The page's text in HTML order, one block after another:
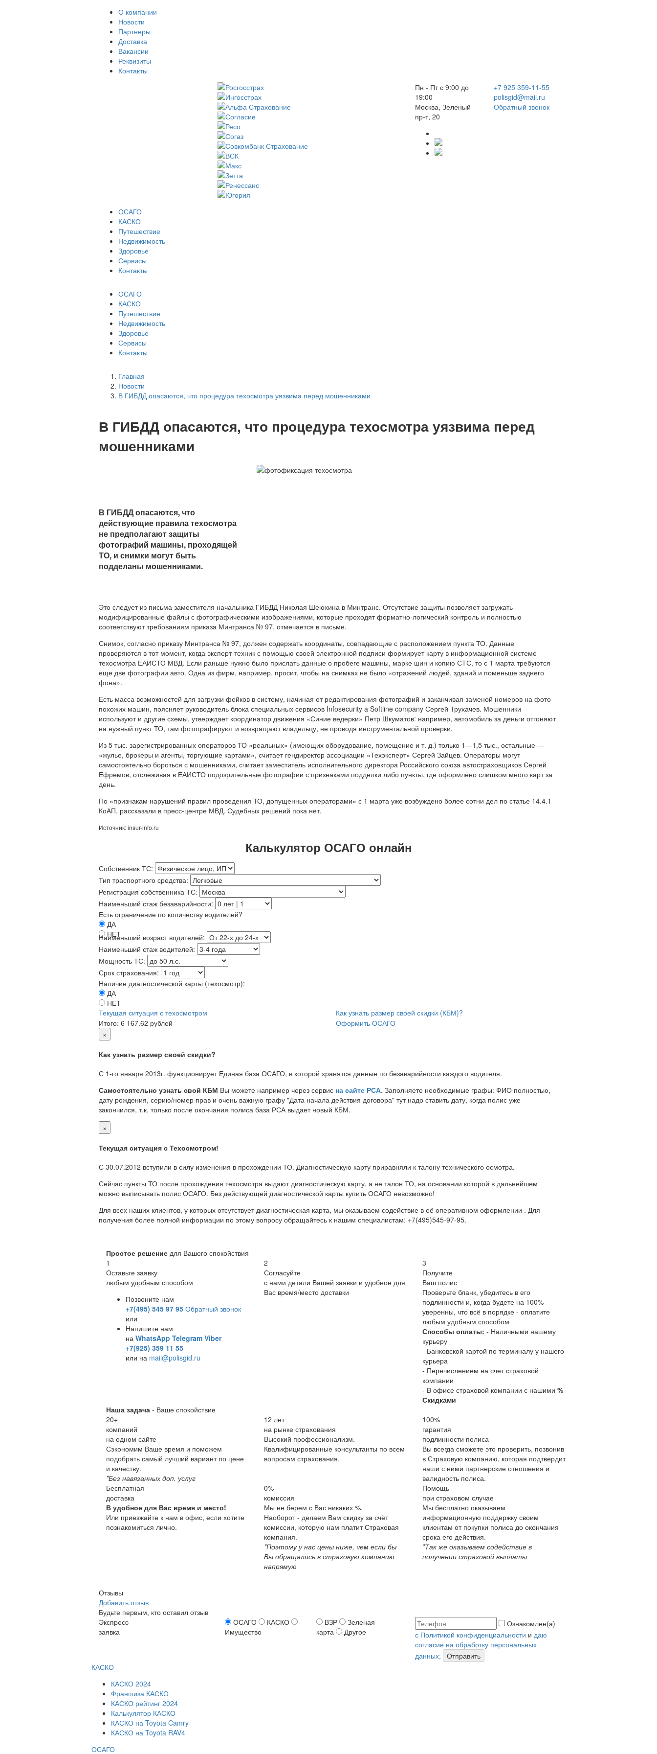
О компании
Новости
Партнеры
Доставка
Вакансии
Реквизиты
Контакты
Пн - Пт с 9:00 до
19:00
Москва, Зеленый
пр-т, 20
+7 925 359-11-55
polisgid@mail.ru
Обратный звонок
ОСАГО
КАСКО
Путешествие
Недвижимость
Здоровье
Сервисы
Контакты
ОСАГО
КАСКО
Путешествие
Недвижимость
Здоровье
Сервисы
Контакты
Главная
Новости
В ГИБДД опасаются, что процедура техосмотра уязвима перед мошенниками
В ГИБДД опасаются, что процедура техосмотра уязвима перед
мошенниками
В ГИБДД опасаются, что
действующие правила техосмотра
не предполагают защиты
фотографий машины, проходящей
ТО, и снимки могут быть
подделаны мошенниками.
Это следует из письма заместителя начальника ГИБДД Николая Шеюхина в Минтранс. Отсутствие защиты позволяет загружать
модифицированные файлы с фотографическими изображениями, которые проходят форматно-логический контроль и полностью
соответствуют требованиям приказа Минтранса № 97, отмечается в письме.
Снимок, согласно приказу Минтранса № 97, должен содержать координаты, совпадающие с расположением пункта ТО. Данные
проверяются в тот момент, когда эксперт-техник с помощью своей электронной подписи формирует карту в информационной системе
техосмотра ЕАИСТО МВД. Если раньше нужно было прислать данные о пробеге машины, марке шин и копию СТС, то с 1 марта требуются
еще две фотографии авто. Одна из фирм, например, просит, чтобы на снимках не было «отражений людей, зданий и поменьше заднего
фона».
Есть масса возможностей для загрузки фейков в систему, начиная от редактирования фотографий и заканчивая заменой номеров на фото
похожих машин, поясняет руководитель блока специальных сервисов Infosecurity a Softline company Сергей Трухачев. Мошенники
используют и другие схемы, утверждает координатор движения «Синие ведерки» Петр Шкуматов: например, автомобиль за деньги отгоняют
на нужный пункт ТО, там фотографируют и возвращают владельцу, не проводя инструментальной проверки.
Из 5 тыс. зарегистрированных операторов ТО «реальных» (имеющих оборудование, помещение и т. д.) только 1—1,5 тыс., остальные —
«жулье, брокеры и агенты, торгующие картами», считает гендиректор ассоциации «Техэксперт» Сергей Зайцев. Операторы могут
самостоятельно бороться с мошенниками, считает заместитель исполнительного директора Российского союза автостраховщиков Сергей
Ефремов, отслеживая в ЕАИСТО подозрительные фотографии с признаками подделки либо пункты, где оформлено слишком много карт за
день.
По «признакам нарушений правил проведения ТО, допущенных операторами» с 1 марта уже возбуждено более сотни дел по статье 14.4.1
КоАП, рассказали в пресс-центре МВД. Судебных решений пока нет.
Источник: insur-info.ru
Калькулятор ОСАГО онлайн
Собственник ТС:
Тип траспортного средства:
Регистрация собственника ТС:
Наименьший стаж безаварийности:
Есть ограничение по количеству водителей?
ДА
НЕТ
Наименьший возраст водителей:
Наименьший стаж водителей:
Мощность ТС:
Срок страхования:
Наличие диагностической карты (техосмотр):
ДА
НЕТ
Текущая ситуация с техосмотром
Как узнать размер своей скидки (КБМ)?
Итого: 6 167.62 рублей
Оформить ОСАГО
×
Как узнать размер своей скидки?
С 1-го января 2013г. функционирует Единая база ОСАГО, в которой хранятся данные по безаварийности каждого водителя.
Самостоятельно узнать свой КБМ Вы можете например через сервис на сайте РСА. Заполняете необходимые графы: ФИО полностью,
дату рождения, серию/номер прав и очень важную графу "Дата начала действия договора" тут надо ставить дату, когда полис уже
закончился, т.к. только после окончания полиса база РСА выдает новый КБМ.
×
Текущая ситуация с Техосмотром!
С 30.07.2012 вступили в силу изменения в прохождении ТО. Диагностическую карту приравняли к талону технического осмотра.
Сейчас пункты ТО после прохождения техосмотра выдают диагностическую карту, а не талон ТО, на основании которой в дальнейшем
можно выписывать полис ОСАГО. Без действующей диагностической карты купить ОСАГО невозможно!
Для всех наших клиентов, у которых отсутствует диагностическая карта, мы оказываем содействие в её оперативном оформлении . Для
получения более полной информации по этому вопросу обращайтесь к нашим специалистам: +7(495)545-97-95.
Простое решение для Вашего спокойствия
1
Оставьте заявку
любым удобным способом
Позвоните нам
+7(495) 545 97 95 Обратный звонок
или
Напишите нам
на WhatsApp Telegram Viber
+7(925) 359 11 55
или на mail@polisgid.ru
2
Согласуйте
с нами детали Вашей заявки и удобное для
Вас время/место доставки
3
Получите
Ваш полис
Проверьте бланк, убедитесь в его
подлинности и, когда будете на 100%
уверенны, что всё в порядке - оплатите
любым удобным способом
Способы оплаты: - Наличными нашему
курьеру
- Банковской картой по терминалу у нашего
курьера
- Перечислением на счет страховой
компании
- В офисе страховой компании с нашими %
Скидками
Наша задача - Ваше спокойствие
20+
компаний
на одном сайте
Сэкономим Ваше время и поможем
подобрать самый лучший вариант по цене
и качеству.
*Без навязанных доп. услуг
12 лет
на рынке страхования
Высокий профессионализм.
Квалифицированные консультанты по всем
вопросам страхования.
100%
гарантия
подлинности полиса
Вы всегда сможете это проверить, позвонив
в Страховую компанию, которая подтвердит
наши с ними партнерские отношения и
валидность полиса.
Бесплатная
доставка
В удобное для Вас время и место!
Или приезжайте к нам в офис, если хотите
познакомиться лично.
0%
комиссия
Мы не берем с Вас никаких %.
Наоборот - делаем Вам скидку за счёт
комиссии, которую нам платит Страховая
компания.
*Поэтому у нас цены ниже, чем если бы
Вы обращались в страховую компанию
напрямую
Помощь
при страховом случае
Мы бесплатно оказываем
информационную поддержку своим
клиентам от покупки полиса до окончания
срока его действия.
*Так же оказываем содействие в
получении страховой выплаты
Отзывы
Добавить отзыв
Будьте первым, кто оставил отзыв
Экспресc
заявка
ОСАГО
КАСКО
Имущество
ВЗР
Зеленая
карта
Другое
Ознакомлен(а)
с Политикой конфиденциальности и даю
согласие на обработку персональных
данных;
Отправить
КАСКО
КАСКО 2024
Франшиза КАСКО
КАСКО рейтинг 2024
Калькулятор КАСКО
КАСКО на Toyota Camry
КАСКО на Toyota RAV4
ОСАГО